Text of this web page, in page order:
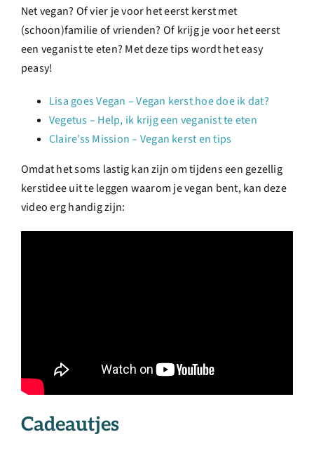
Net vegan? Of vier je voor het eerst kerst met
(schoon)familie of vrienden? Of krijg je voor het eerst
een veganist te eten? Met deze tips wordt het easy
peasy!
Lisa goes Vegan – Vegan kerst hoe doe ik dat?
Vegetus – Help, ik krijg een veganist te eten
Claire’ss Mission – Vegan kerst en tips
Omdat het soms lastig kan zijn om tijdens een gezellig
kerstidee uit te leggen waarom je vegan bent, kan deze
video erg handig zijn:
Cadeautjes